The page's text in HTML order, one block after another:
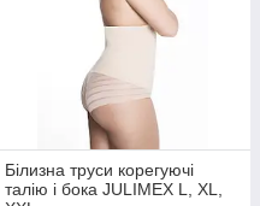
Білизна труси корегуючі
талію і бока JULIMEX L, XL,